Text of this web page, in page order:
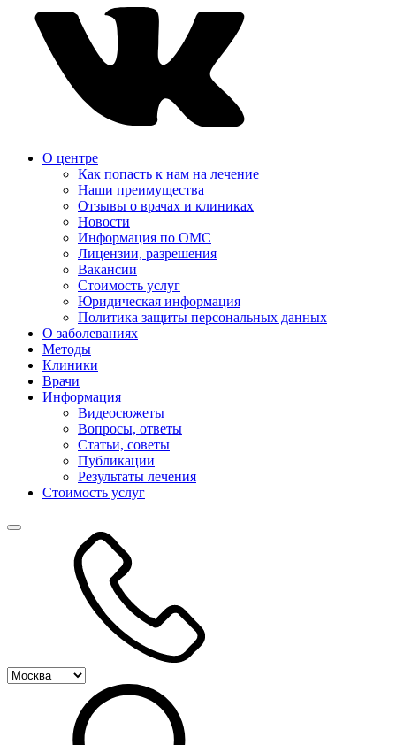
О центре
Как попасть к нам на лечение
Наши преимущества
Отзывы о врачах и клиниках
Новости
Информация по ОМС
Лицензии, разрешения
Вакансии
Стоимость услуг
Юридическая информация
Политика защиты персональных данных
О заболеваниях
Методы
Клиники
Врачи
Информация
Видеосюжеты
Вопросы, ответы
Статьи, советы
Публикации
Результаты лечения
Стоимость услуг